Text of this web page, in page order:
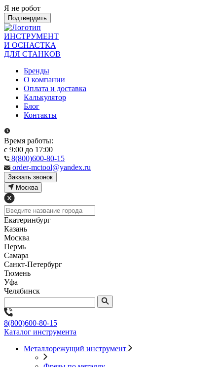
Я не робот
Подтвердить
ИНСТРУМЕНТ
И ОСНАСТКА
ДЛЯ СТАНКОВ
Бренды
О компании
Оплата и доставка
Калькулятор
Блог
Контакты
Время работы:
с 9:00 до 17:00
8(800)600-80-15
order-mctool@yandex.ru
Закзать звонок
Москва
Екатеринбург
Казань
Москва
Пермь
Самара
Санкт-Петербург
Тюмень
Уфа
Челябинск
8(800)600-80-15
Каталог инструмента
Металлорежущий инструмент